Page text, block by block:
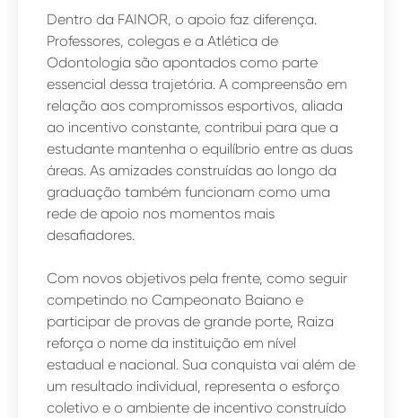
Dentro da FAINOR, o apoio faz diferença.
Professores, colegas e a Atlética de
Odontologia são apontados como parte
essencial dessa trajetória. A compreensão em
relação aos compromissos esportivos, aliada
ao incentivo constante, contribui para que a
estudante mantenha o equilíbrio entre as duas
áreas. As amizades construídas ao longo da
graduação também funcionam como uma
rede de apoio nos momentos mais
desafiadores.
Com novos objetivos pela frente, como seguir
competindo no Campeonato Baiano e
participar de provas de grande porte, Raiza
reforça o nome da instituição em nível
estadual e nacional. Sua conquista vai além de
um resultado individual, representa o esforço
coletivo e o ambiente de incentivo construído